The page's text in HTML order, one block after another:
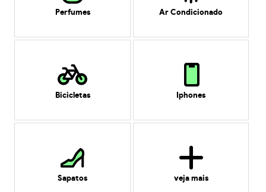
Perfumes Ar Condicionado
Bicicletas Iphones
Sapatos veja mais